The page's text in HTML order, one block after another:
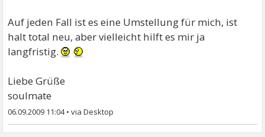
Auf jeden Fall ist es eine Umstellung für mich, ist
halt total neu, aber vielleicht hilft es mir ja
langfristig.
Liebe Grüße
soulmate
06.09.2009 11:04•